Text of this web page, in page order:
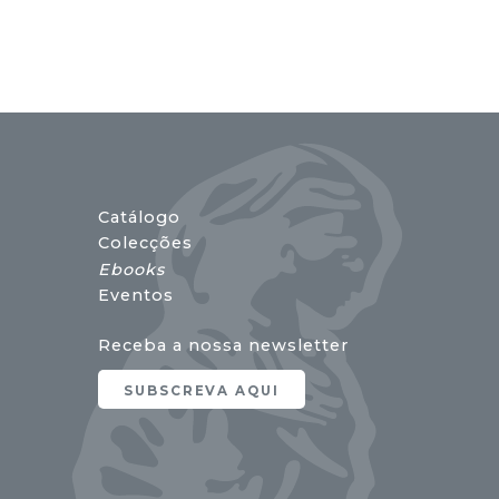
Catálogo
Colecções
Ebooks
Eventos
Receba a nossa newsletter
SUBSCREVA AQUI